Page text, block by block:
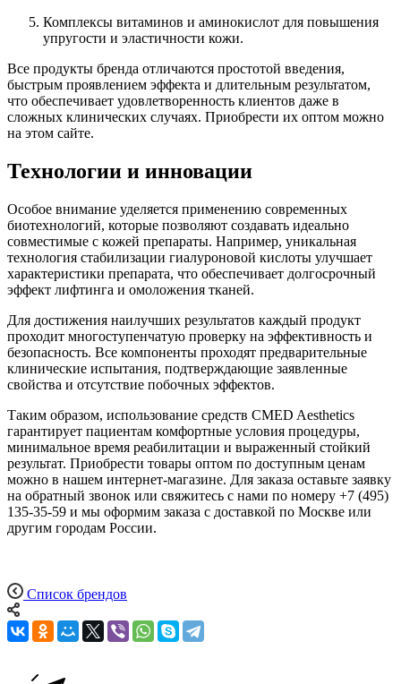
Комплексы витаминов и аминокислот для повышения
упругости и эластичности кожи.
Все продукты бренда отличаются простотой введения,
быстрым проявлением эффекта и длительным результатом,
что обеспечивает удовлетворенность клиентов даже в
сложных клинических случаях. Приобрести их оптом можно
на этом сайте.
Технологии и инновации
Особое внимание уделяется применению современных
биотехнологий, которые позволяют создавать идеально
совместимые с кожей препараты. Например, уникальная
технология стабилизации гиалуроновой кислоты улучшает
характеристики препарата, что обеспечивает долгосрочный
эффект лифтинга и омоложения тканей.
Для достижения наилучших результатов каждый продукт
проходит многоступенчатую проверку на эффективность и
безопасность. Все компоненты проходят предварительные
клинические испытания, подтверждающие заявленные
свойства и отсутствие побочных эффектов.
Таким образом, использование средств CMED Aesthetics
гарантирует пациентам комфортные условия процедуры,
минимальное время реабилитации и выраженный стойкий
результат. Приобрести товары оптом по доступным ценам
можно в нашем интернет-магазине. Для заказа оставьте заявку
на обратный звонок или свяжитесь с нами по номеру +7 (495)
135-35-59 и мы оформим заказа с доставкой по Москве или
другим городам России.
Список брендов